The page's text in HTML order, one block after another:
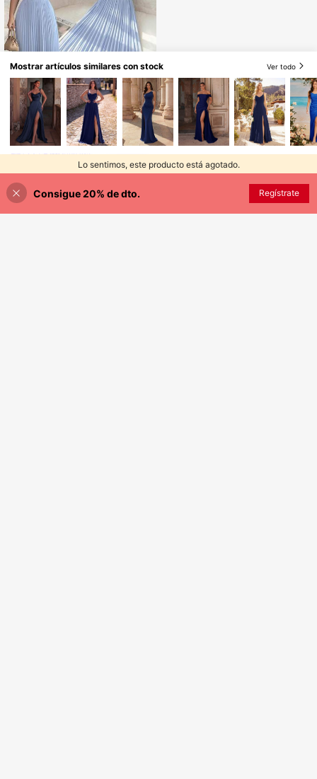
$30.28
Elenzga
Lo sentimos, este producto está agotado.
Mostrar artículos similares con stock Ver todo
Consigue 20% de dto. Regístrate